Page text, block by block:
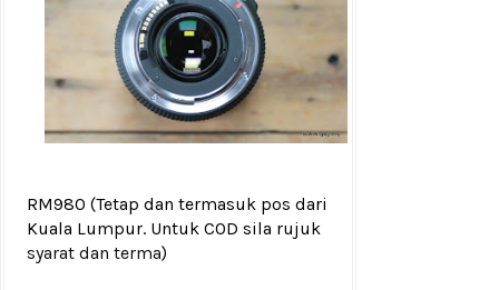
RM980 (Tetap dan termasuk pos dari
Kuala Lumpur. Untuk COD sila rujuk
syarat dan terma)